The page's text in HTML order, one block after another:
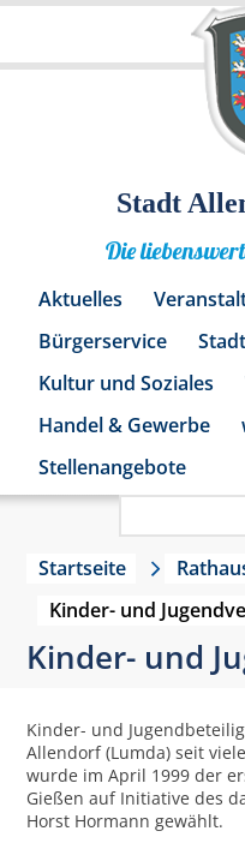
Stadt
Die
Aktuelles
Bürgerservice
Kultur und Soziales
Handel & Gewerbe
Stellenangebote
Startseite
Kinder- und
Kinder- und
Kinder- und
Allendorf (Lumda) seit
wurde im April 1999 der
Gießen auf Initiative des
Horst Hormann gewählt.